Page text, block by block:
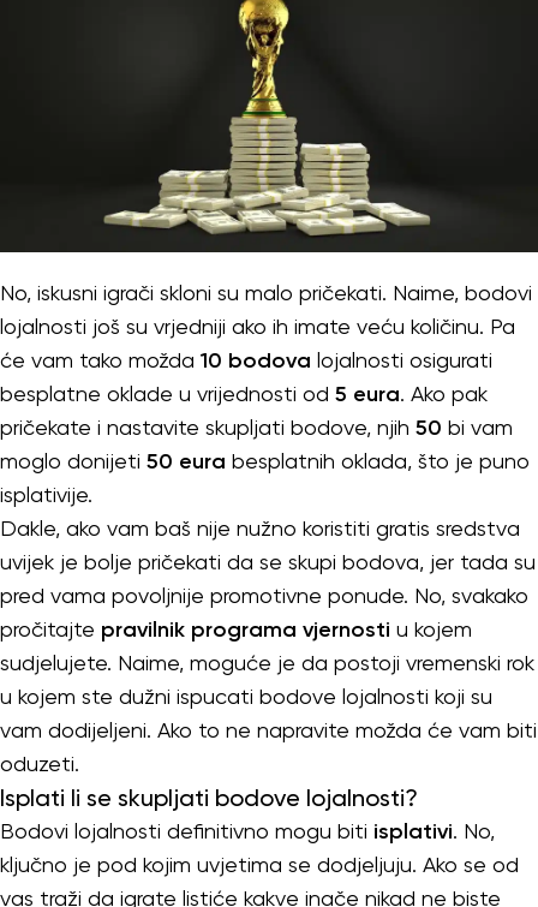
No, iskusni igrači skloni su malo pričekati. Naime, bodovi
lojalnosti još su vrjedniji ako ih imate veću količinu. Pa
će vam tako možda 10 bodova lojalnosti osigurati
besplatne oklade u vrijednosti od 5 eura. Ako pak
pričekate i nastavite skupljati bodove, njih 50 bi vam
moglo donijeti 50 eura besplatnih oklada, što je puno
isplativije.
Dakle, ako vam baš nije nužno koristiti gratis sredstva
uvijek je bolje pričekati da se skupi bodova, jer tada su
pred vama povoljnije promotivne ponude. No, svakako
pročitajte pravilnik programa vjernosti u kojem
sudjelujete. Naime, moguće je da postoji vremenski rok
u kojem ste dužni ispucati bodove lojalnosti koji su
vam dodijeljeni. Ako to ne napravite možda će vam biti
oduzeti.
Isplati li se skupljati bodove lojalnosti?
Bodovi lojalnosti definitivno mogu biti isplativi. No,
ključno je pod kojim uvjetima se dodjeljuju. Ako se od
vas traži da igrate listiće kakve inače nikad ne biste